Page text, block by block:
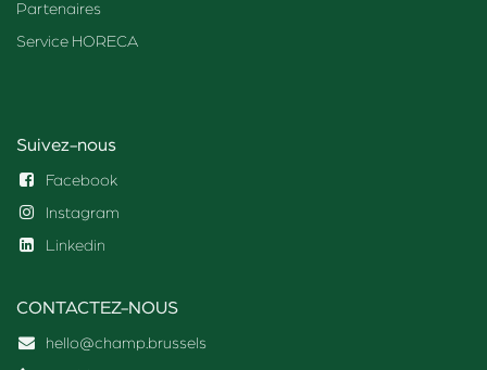
Partenaires
Service HORECA
Suivez-nous
Facebook
Instagram
Linkedin
CONTACTEZ-NOUS
hello@champ.brussels